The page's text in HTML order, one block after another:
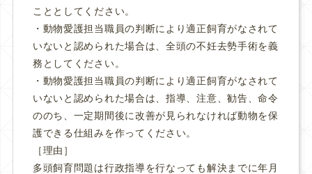
こととしてください。
・動物愛護担当職員の判断により適正飼育がなされて
いないと認められた場合は、全頭の不妊去勢手術を義
務としてください。
・動物愛護担当職員の判断により適正飼育がなされて
いないと認められた場合は、指導、注意、勧告、命令
ののち、一定期間後に改善が見られなければ動物を保
護できる仕組みを作ってください。
［理由］
多頭飼育問題は行政指導を行なっても解決までに年月